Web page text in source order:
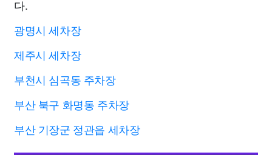
다.
광명시 세차장
제주시 세차장
부천시 심곡동 주차장
부산 북구 화명동 주차장
부산 기장군 정관읍 세차장